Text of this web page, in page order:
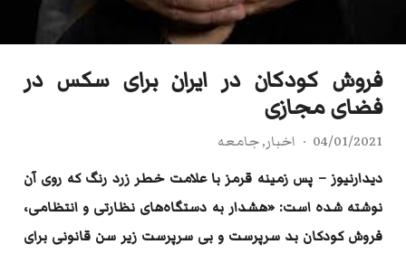
فروش کودکان در ایران برای سکس در
فضای مجازی
04/01/2021 اخبار,جامعه
دیدارنیوز – پس زمینه قرمز با علامت خطر زرد رنگ که روی آن
نوشته شده است: «هشدار به دستگاه‌های نظارتی و انتظامی،
فروش کودکان بد سرپرست و بی سرپرست زیر سن قانونی برای